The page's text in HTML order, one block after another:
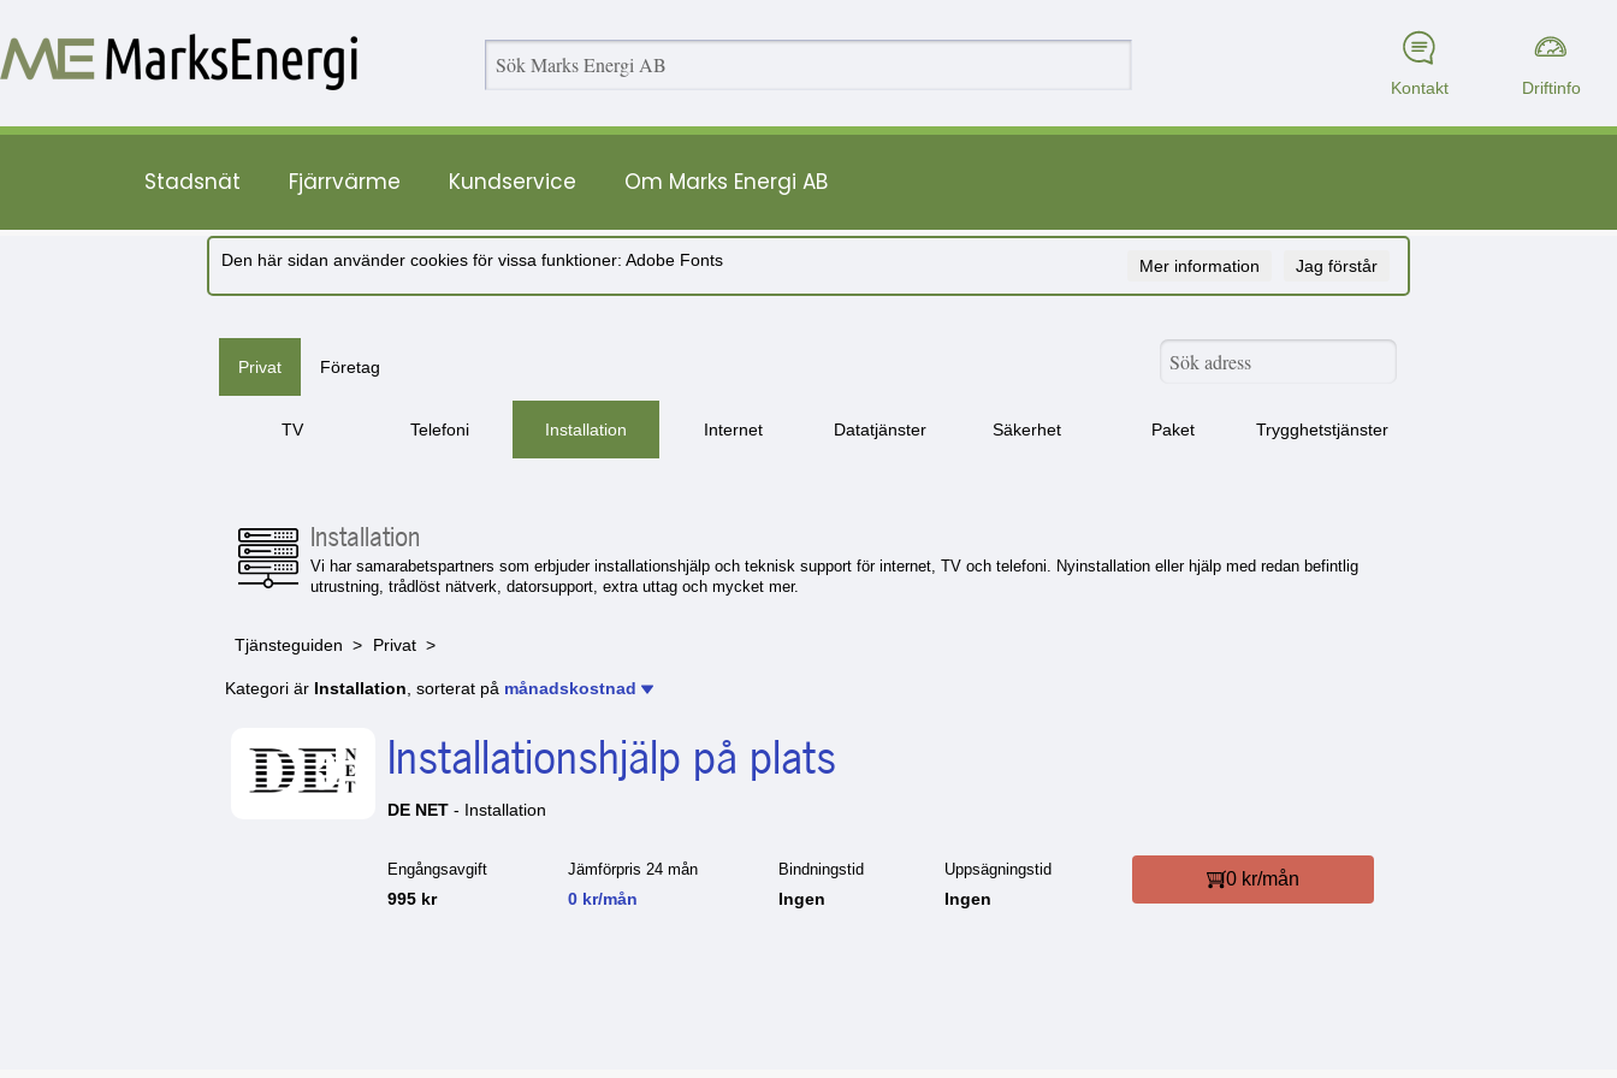
Kontakt Driftinfo
Stadsnät Fjärrvärme Kundservice Om Marks Energi AB
Den här sidan använder cookies för vissa funktioner: Adobe Fonts Jag förstår
Mer information
Privat Företag
TV Telefoni Installation Internet Datatjänster Säkerhet Paket Trygghetstjänster
Installation
Vi har samarabetspartners som erbjuder installationshjälp och teknisk support för internet, TV och telefoni. Nyinstallation eller hjälp med redan befintlig
utrustning, trådlöst nätverk, datorsupport, extra uttag och mycket mer.
Tjänsteguiden Privat
Kategori är Installation , sorterat på månadskostnad
Installationshjälp på plats
DE NET - Installation
Engångsavgift
995 kr
Jämförpris 24 mån
0 kr/mån
Bindningstid
Ingen
Uppsägningstid
Ingen
0 kr/mån